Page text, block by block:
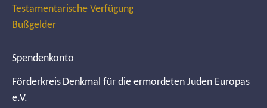
Testamentarische Verfügung
Bußgelder
Spendenkonto
Förderkreis Denkmal für die ermordeten Juden Europas
e.V.